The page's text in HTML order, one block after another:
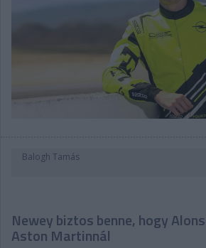
Balogh Tamás
Newey biztos benne, hogy
Aston Martinnál